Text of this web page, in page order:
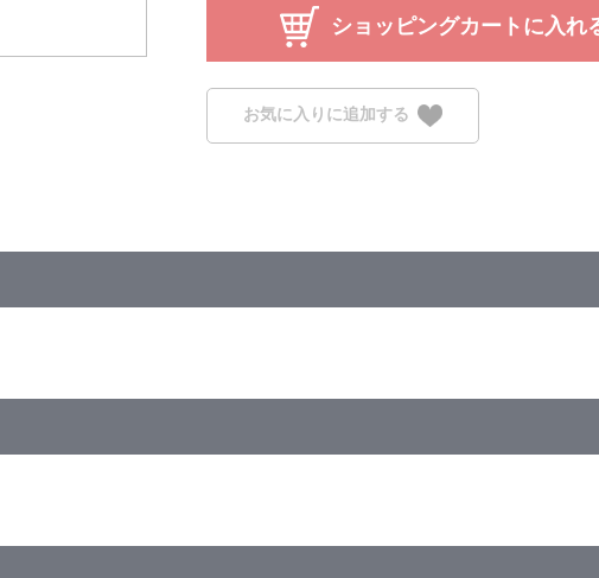
ショッピングカートに入れ
お気に入りに追加する